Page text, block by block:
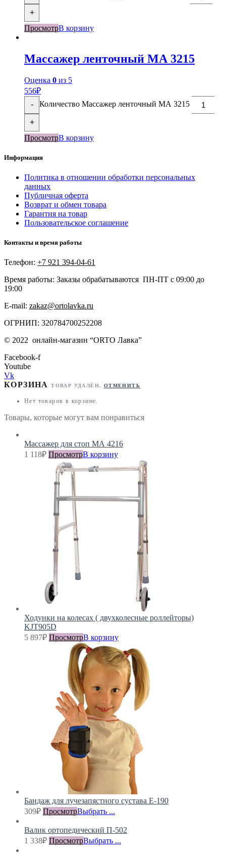
+
ПросмотрВ корзину
Массажер ленточный МА 3215
Оценка 0 из 5
556₽
-
Количество Массажер ленточный МА 3215
+
ПросмотрВ корзину
Информация
Политика в отношении обработки персональных
данных
Публичная оферта
Возврат и обмен товара
Гарантия на товар
Пользовательское соглашение
Контакты и время работы
Телефон: +7 921 394-04-61
Время работы: Заказы обрабатываются ПН-ПТ с 09:00 до
19:00
E-mail: zakaz@ortolavka.ru
ОГРНИП: 320784700252208
© 2022 онлайн-магазин “ORTO Лавка”
Facebook-f
Youtube
Vk
КОРЗИНАТОВАР УДАЛЁН. ОТМЕНИТЬ
Нет товаров в корзине.
Товары, которые могут вам понравиться
Массажер для стоп МА 4216
1 118₽ ПросмотрВ корзину
Ходунки на колесах ( двухколесные роллейторы)
KJT905D
5 897₽ ПросмотрВ корзину
Бандаж для лучезапястного сустава Е-190
309₽ ПросмотрВыбрать ...
Валик ортопедический П-502
1 338₽ ПросмотрВыбрать ...